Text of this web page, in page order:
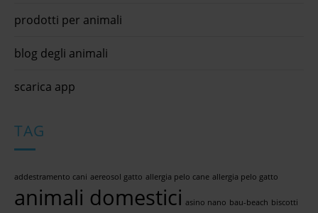
prodotti per animali
blog degli animali
scarica app
TAG
addestramento cani aereosol gatto allergia pelo cane allergia pelo gatto
animali domestici asino nano bau-beach biscotti